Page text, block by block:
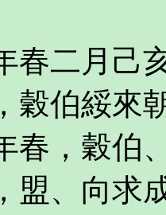
春二月己
穀伯綏來
春，穀伯
盟、向求